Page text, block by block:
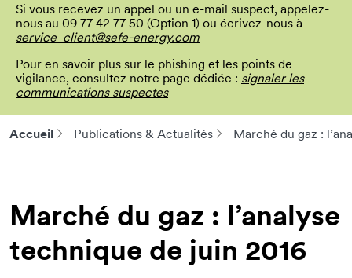
Si vous recevez un appel ou un e-mail suspect, appelez-
nous au 09 77 42 77 50 (Option 1) ou écrivez-nous à
service_client@sefe-energy.com
Pour en savoir plus sur le phishing et les points de
vigilance, consultez notre page dédiée : signaler les
communications suspectes
Accueil Publications & Actualités Marché du gaz :
Marché du gaz : l’analyse
technique de juin 2016